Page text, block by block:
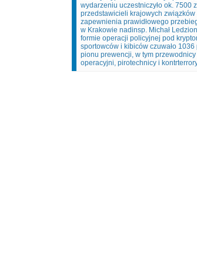
wydarzeniu uczestniczyło ok. 7500
przedstawicieli krajowych
zapewnienia prawidłowego
w Krakowie nadinsp. Michał
formie operacji policyjnej pod
sportowców i kibiców czuwało
pionu prewencji, w tym
operacyjni, pirotechnicy i